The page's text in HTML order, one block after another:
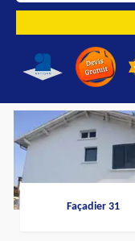
Façadier 31